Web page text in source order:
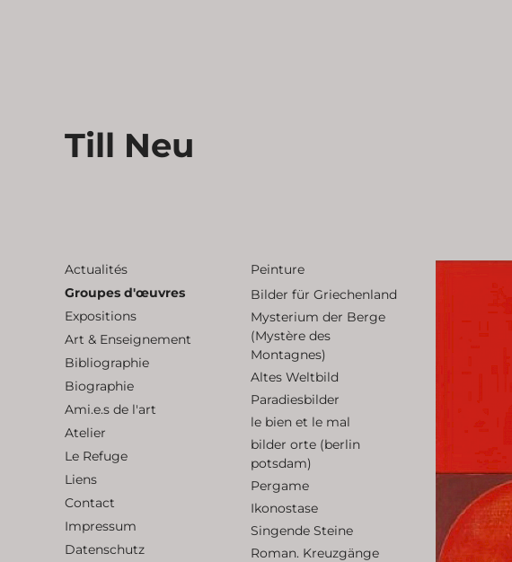
Till Neu
Actualités
Groupes d'œuvres
Expositions
Art & Enseignement
Bibliographie
Biographie
Ami.e.s de l'art
Atelier
Le Refuge
Liens
Contact
Impressum
Datenschutz
Peinture
Bilder für Griechenland
Mysterium der Berge
(Mystère des
Montagnes)
Altes Weltbild
Paradiesbilder
le bien et le mal
bilder orte (berlin
potsdam)
Pergame
Ikonostase
Singende Steine
Roman. Kreuzgänge